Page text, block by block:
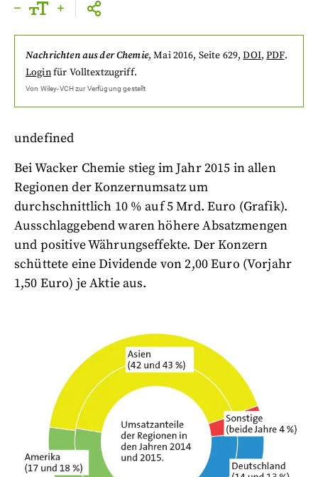
Nachrichten aus der Chemie,Mai 2016, Seite 629,DOI,PDF.
Loginfür Volltextzugriff.
Von Wiley-VCHzur Verfügung gestellt
undefined
Bei Wacker Chemie stieg im Jahr 2015 in allen
Regionen der Konzernumsatz um
durchschnittlich 10 % auf 5 Mrd. Euro (Grafik).
Ausschlaggebend waren höhere Absatzmengen
und positive Währungseffekte. Der Konzern
schüttete eine Dividende von 2,00 Euro (Vorjahr
1,50 Euro) je Aktie aus.